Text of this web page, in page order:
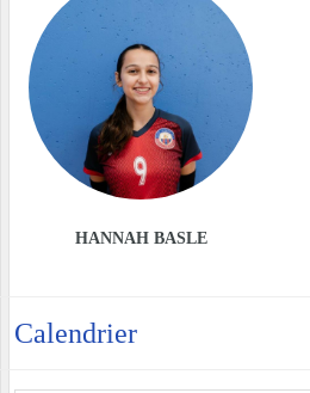
HANNAH BASLE
Calendrier